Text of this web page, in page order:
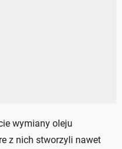
wymiany oleju
z nich stworzyli nawet